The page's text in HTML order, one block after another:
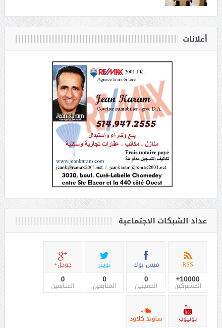
أعلانات
عداد الشبكات الاجتماعية
RSS
10000+
المشتركين
فيس بوك
0
المعجبين
تويتر
0
المتابعين
جوجل+
0
المتابعين
يوتيوب ساوند كلاود